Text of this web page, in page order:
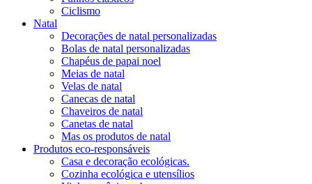
Ciclismo
Natal
Decorações de natal personalizadas
Bolas de natal personalizadas
Chapéus de papai noel
Meias de natal
Velas de natal
Canecas de natal
Chaveiros de natal
Canetas de natal
Mas os produtos de natal
Produtos eco-responsáveis
Casa e decoração ecológicas.
Cozinha ecológica e utensílios